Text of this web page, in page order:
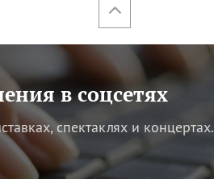
в соцсетях
спектаклях и концертах.